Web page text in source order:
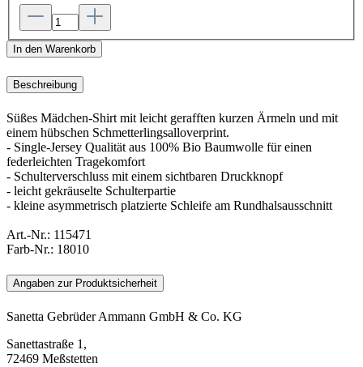
In den Warenkorb
Beschreibung
Süßes Mädchen-Shirt mit leicht gerafften kurzen Ärmeln und mit
einem hübschen Schmetterlingsalloverprint.
- Single-Jersey Qualität aus 100% Bio Baumwolle für einen
federleichten Tragekomfort
- Schulterverschluss mit einem sichtbaren Druckknopf
- leicht gekräuselte Schulterpartie
- kleine asymmetrisch platzierte Schleife am Rundhalsausschnitt
Art.-Nr.: 115471
Farb-Nr.: 18010
Angaben zur Produktsicherheit
Sanetta Gebrüder Ammann GmbH & Co. KG
Sanettastraße 1,
72469 Meßstetten